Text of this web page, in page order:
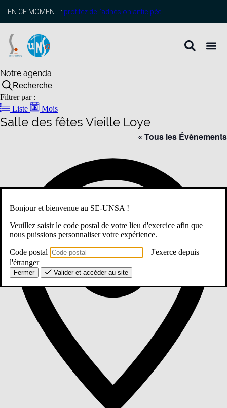
EN CE MOMENT : profitez de l’adhésion anticipée
Notre agenda
Recherche
Filtrer par :
Liste
Mois
Salle des fêtes Vieille Loye
« Tous les Évènements
Bonjour et bienvenue au SE-UNSA !
Veuillez saisir le code postal de votre lieu d'exercice afin que
nous puissions personnaliser votre expérience.
Code postal
J'exerce depuis
l'étranger
Fermer Valider et accéder au site